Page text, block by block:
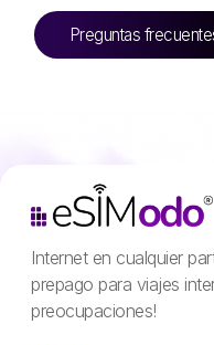
Preguntas
Internet en cualquier
prepago para viajes
preocupaciones!